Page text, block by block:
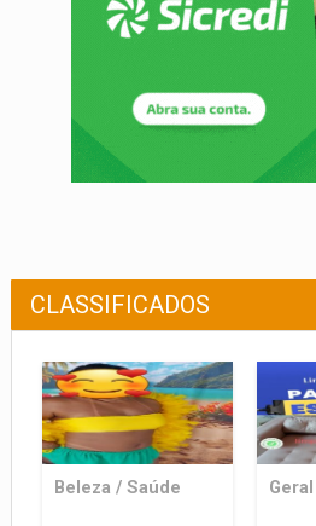
CLASSIFICADOS
Beleza / Saúde Geral